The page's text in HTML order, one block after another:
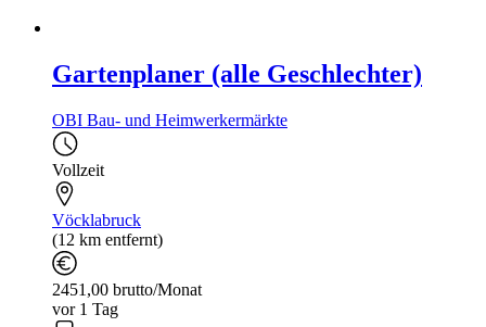
Gartenplaner (alle Geschlechter)
OBI Bau- und Heimwerkermärkte
Vollzeit
Vöcklabruck
(12 km entfernt)
2451,00 brutto/Monat
vor 1 Tag